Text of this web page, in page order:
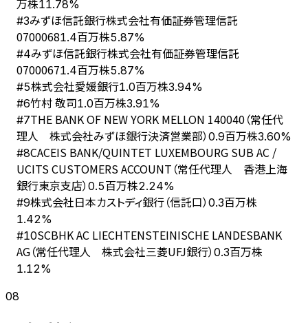
万株11.78%
#3みずほ信託銀行株式会社有価証券管理信託
07000681.4百万株5.87%
#4みずほ信託銀行株式会社有価証券管理信託
07000671.4百万株5.87%
#5株式会社愛媛銀行1.0百万株3.94%
#6竹村 敬司1.0百万株3.91%
#7THE BANK OF NEW YORK MELLON 140040（常任代
理人 株式会社みずほ銀行決済営業部） 0.9百万株3.60%
#8CACEIS BANK/QUINTET LUXEMBOURG SUB AC /
UCITS CUSTOMERS ACCOUNT（常任代理人 香港上海
銀行東京支店） 0.5百万株2.24%
#9株式会社日本カストディ銀行（信託口） 0.3百万株
1.42%
#10SCBHK AC LIECHTENSTEINISCHE LANDESBANK
AG（常任代理人 株式会社三菱UFJ銀行） 0.3百万株
1.12%
08